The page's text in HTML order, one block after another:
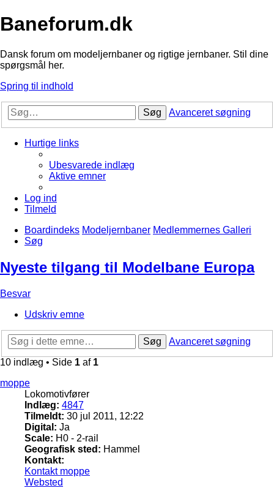
Baneforum.dk
Dansk forum om modeljernbaner og rigtige jernbaner. Stil dine
spørgsmål her.
Spring til indhold
Søg Avanceret søgning
Hurtige links
Ubesvarede indlæg
Aktive emner
Log ind
Tilmeld
Boardindeks Modeljernbaner Medlemmernes Galleri
Søg
Nyeste tilgang til Modelbane Europa
Besvar
Udskriv emne
Søg
Avanceret søgning
10 indlæg • Side 1 af 1
moppe
Lokomotivfører
Indlæg: 4847
Tilmeldt: 30 jul 2011, 12:22
Digital: Ja
Scale: H0 - 2-rail
Geografisk sted: Hammel
Kontakt:
Kontakt moppe
Websted